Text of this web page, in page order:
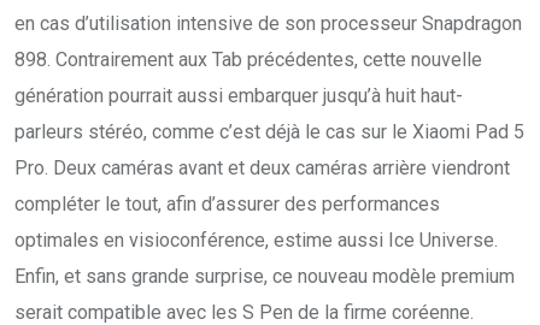
en cas d’utilisation intensive de son processeur Snapdragon
898. Contrairement aux Tab précédentes, cette nouvelle
génération pourrait aussi embarquer jusqu’à huit haut-
parleurs stéréo, comme c’est déjà le cas sur le Xiaomi Pad 5
Pro. Deux caméras avant et deux caméras arrière viendront
compléter le tout, afin d’assurer des performances
optimales en visioconférence, estime aussi Ice Universe.
Enfin, et sans grande surprise, ce nouveau modèle premium
serait compatible avec les S Pen de la firme coréenne.